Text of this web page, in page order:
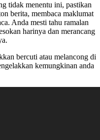
tidak menentu ini, pastikan
berita, membaca maklumat
Anda mesti tahu ramalan
harinya dan merancang
bercuti atau melancong di
kemungkinan anda